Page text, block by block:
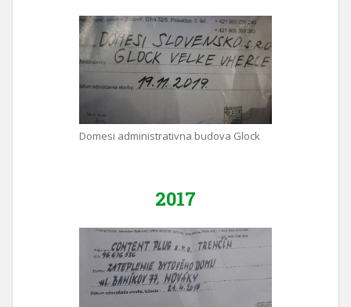
Domesi administrativna budova Glock
2017